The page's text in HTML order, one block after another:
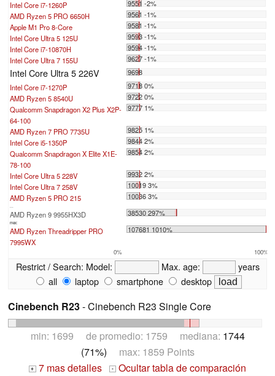
Intel Core i7-1260P
9551 -2%
AMD Ryzen 5 PRO 6650H
9561 -1%
Apple M1 Pro 8-Core
9581 -1%
Intel Core Ultra 5 125U
9593 -1%
Intel Core i7-10870H
9594 -1%
Intel Core Ultra 7 155U
9627 -1%
Intel Core Ultra 5 226V
9698
Intel Core i7-1270P
9718 0%
AMD Ryzen 5 8540U
9722 0%
Qualcomm Snapdragon X2 Plus X2P-
64-100
9777 1%
AMD Ryzen 7 PRO 7735U
9825 1%
Intel Core i5-1350P
9844 2%
Qualcomm Snapdragon X Elite X1E-
78-100
9854 2%
Intel Core Ultra 5 228V
9932 2%
Intel Core Ultra 7 258V
10019 3%
AMD Ryzen 5 PRO 215
10036 3%
AMD Ryzen 9 9955HX3D 38530 297%
max:
AMD Ryzen Threadripper PRO
7995WX
107681 1010%
0% 100%
Restrict / Search: Model: Max. age:
years
all
laptop smartphone desktop
Cinebench R23- Cinebench R23 Single Core
min: 1699 de promedio: 1759 mediana: 1744
(71%) max: 1859 Points
+ 7 mas detalles - Ocultar tabla de comparación